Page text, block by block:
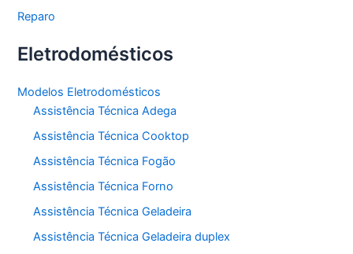
Reparo
Eletrodomésticos
Modelos Eletrodomésticos
Assistência Técnica Adega
Assistência Técnica Cooktop
Assistência Técnica Fogão
Assistência Técnica Forno
Assistência Técnica Geladeira
Assistência Técnica Geladeira duplex